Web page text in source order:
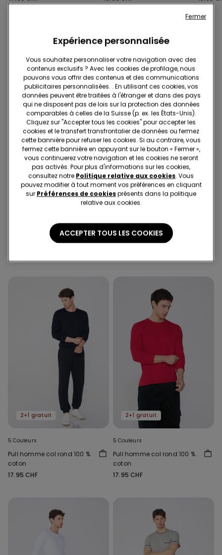
Les articles suivants pourraient vous plaire
2+1 gratuit
Pull homme col rond 100 %
2+1 gratuit
Pull homme col rond 100 %
coton
2+1 gratuit
5 Couleurs
Pull homme col rond 100 %
coton
17.95 CHF
2+1 gratuit
5 Couleurs
Pull homme col rond 100 %
coton
17.95 CHF
Expérience personnalisée
Vous souhaitez personnaliser votre navigation avec des
contenus exclusifs ? Avec les cookies de profilage, nous
pouvons vous offrir des contenus et des communications
publicitaires personnalisées. . En utilisant ces cookies, vos
données peuvent être traitées à l'étranger et dans des pays
qui ne disposent pas de lois sur la protection des données
comparables à celles de la Suisse (p. ex. les États-Unis).
Cliquez sur "Accepter tous les cookies" pour accepter les
cookies et le transfert transfrontalier de données ou fermez
cette bannière pour refuser les cookies. Si au contraire, vous
fermez cette bannière en appuyant sur le bouton « Fermer »,
vous continuerez votre navigation et les cookies ne seront
pas activés. Pour plus d'informations sur les cookies,
consultez notre Politique relative aux cookies. Vous
pouvez modifier à tout moment vos préférences en cliquant
sur Préférences de cookiesprésents dans la politique
relative aux cookies.
ACCEPTER TOUS LES COOKIES
Fermer